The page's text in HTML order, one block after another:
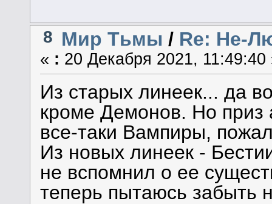
8 Мир Тьмы / Re: Не-
« : 20 Декабря 2021, 11:49:40
Из старых линеек... да
кроме Демонов. Но приз
все-таки Вампиры,
Из новых линеек -
не вспомнил о ее
теперь пытаюсь забыть